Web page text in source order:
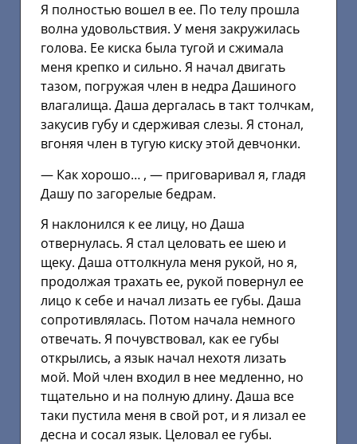
Я полностью вошел в ее. По телу прошла
волна удовольствия. У меня закружилась
голова. Ее киска была тугой и сжимала
меня крепко и сильно. Я начал двигать
тазом, погружая член в недра Дашиного
влагалища. Даша дергалась в такт толчкам,
закусив губу и сдерживая слезы. Я стонал,
вгоняя член в тугую киску этой девчонки.
— Как хорошо… , — приговаривал я, гладя
Дашу по загорелые бедрам.
Я наклонился к ее лицу, но Даша
отвернулась. Я стал целовать ее шею и
щеку. Даша оттолкнула меня рукой, но я,
продолжая трахать ее, рукой повернул ее
лицо к себе и начал лизать ее губы. Даша
сопротивлялась. Потом начала немного
отвечать. Я почувствовал, как ее губы
открылись, а язык начал нехотя лизать
мой. Мой член входил в нее медленно, но
тщательно и на полную длину. Даша все
таки пустила меня в свой рот, и я лизал ее
десна и сосал язык. Целовал ее губы.